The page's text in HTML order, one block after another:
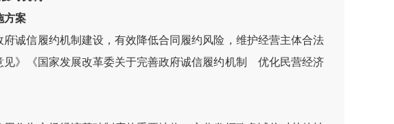
方案
诚信履约机制建设，有效降低合同履约风险，维护经营主体合法
》《国家发展改革委关于完善政府诚信履约机制 优化民营经济